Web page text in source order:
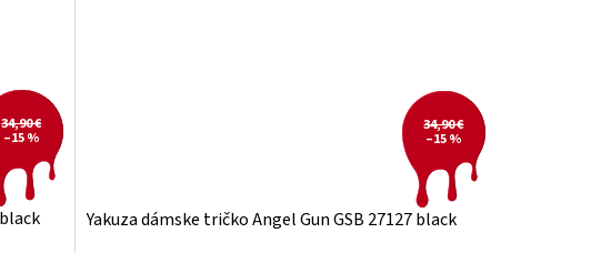
34,90 €
–15 %
34,90 €
–15 %
Yakuza dámske tričko Angel Gun GSB 27127 black